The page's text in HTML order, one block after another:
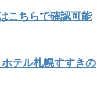
こちらで確認可能
テル札幌すすきの